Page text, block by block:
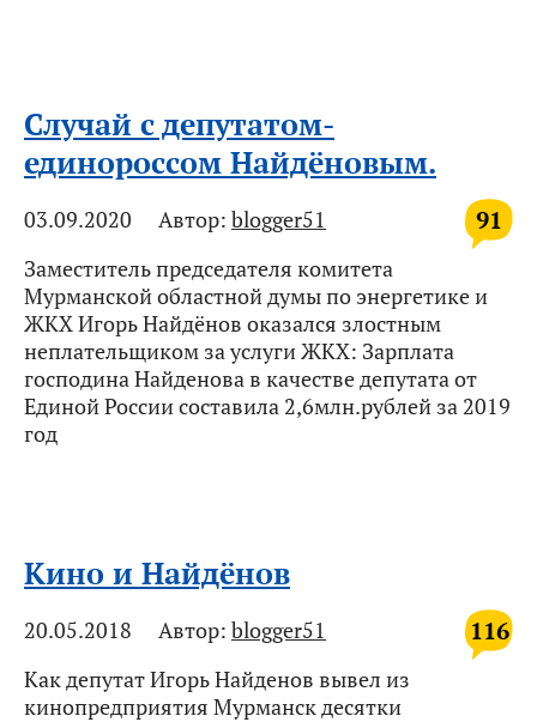
Случай с депутатом-
единороссом Найдёновым.
91
03.09.2020 Автор: blogger51
Заместитель председателя комитета
Мурманской областной думы по энергетике и
ЖКХ Игорь Найдёнов оказался злостным
неплательщиком за услуги ЖКХ: Зарплата
господина Найденова в качестве депутата от
Единой России составила 2,6млн.рублей за 2019
год
Кино и Найдёнов
116
20.05.2018 Автор: blogger51
Как депутат Игорь Найденов вывел из
кинопредприятия Мурманск десятки